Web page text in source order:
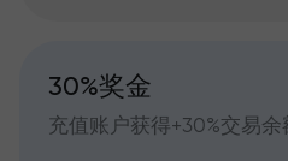
30%奖金
充值账户获得+30%交易余